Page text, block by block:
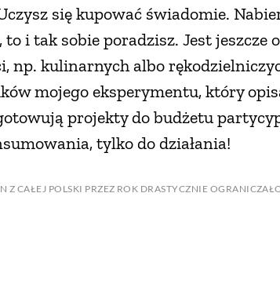
się kupować świadomie.
i tak sobie poradzisz. Jest jeszcze
np. kulinarnych albo
mojego eksperymentu, który
projekty do budżetu
tylko do działania!
Z CAŁEJ POLSKI PRZEZ ROK DRASTYCZNIE